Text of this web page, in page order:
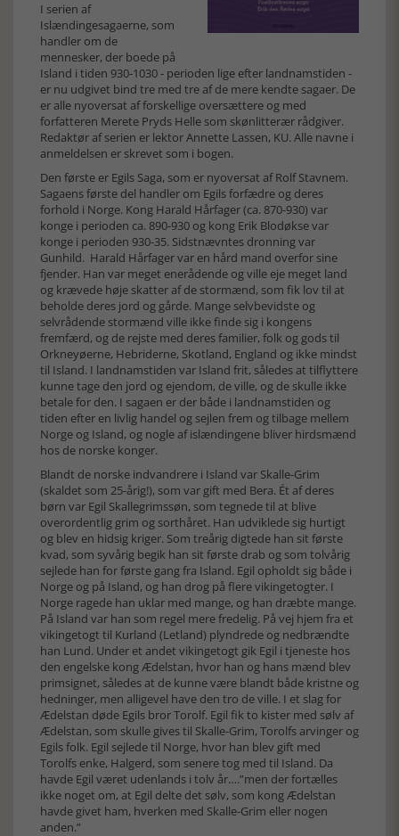
I serien af
Islændingesagaerne, som
handler om de
mennesker, der boede på
Island i tiden 930-1030 - perioden lige efter landnamstiden -
er nu udgivet bind tre med tre af de mere kendte sagaer. De
er alle nyoversat af forskellige oversættere og med
forfatteren Merete Pryds Helle som skønlitterær rådgiver.
Redaktør af serien er lektor Annette Lassen, KU. Alle navne i
anmeldelsen er skrevet som i bogen.
Den første er Egils Saga, som er nyoversat af Rolf Stavnem.
Sagaens første del handler om Egils forfædre og deres
forhold i Norge. Kong Harald Hårfager (ca. 870-930) var
konge i perioden ca. 890-930 og kong Erik Blodøkse var
konge i perioden 930-35. Sidstnævntes dronning var
Gunhild. Harald Hårfager var en hård mand overfor sine
fjender. Han var meget enerådende og ville eje meget land
og krævede høje skatter af de stormænd, som fik lov til at
beholde deres jord og gårde. Mange selvbevidste og
selvrådende stormænd ville ikke finde sig i kongens
fremfærd, og de rejste med deres familier, folk og gods til
Orkneyøerne, Hebriderne, Skotland, England og ikke mindst
til Island. I landnamstiden var Island frit, således at tilflyttere
kunne tage den jord og ejendom, de ville, og de skulle ikke
betale for den. I sagaen er der både i landnamstiden og
tiden efter en livlig handel og sejlen frem og tilbage mellem
Norge og Island, og nogle af islændingene bliver hirdsmænd
hos de norske konger.
Blandt de norske indvandrere i Island var Skalle-Grim
(skaldet som 25-årig!), som var gift med Bera. Ét af deres
børn var Egil Skallegrimssøn, som tegnede til at blive
overordentlig grim og sorthåret. Han udviklede sig hurtigt
og blev en hidsig kriger. Som treårig digtede han sit første
kvad, som syvårig begik han sit første drab og som tolvårig
sejlede han for første gang fra Island. Egil opholdt sig både i
Norge og på Island, og han drog på flere vikingetogter. I
Norge ragede han uklar med mange, og han dræbte mange.
På Island var han som regel mere fredelig. På vej hjem fra et
vikingetogt til Kurland (Letland) plyndrede og nedbrændte
han Lund. Under et andet vikingetogt gik Egil i tjeneste hos
den engelske kong Ædelstan, hvor han og hans mænd blev
primsignet, således at de kunne være blandt både kristne og
hedninger, men alligevel have den tro de ville. I et slag for
Ædelstan døde Egils bror Torolf. Egil fik to kister med sølv af
Ædelstan, som skulle gives til Skalle-Grim, Torolfs arvinger og
Egils folk. Egil sejlede til Norge, hvor han blev gift med
Torolfs enke, Halgerd, som senere tog med til Island. Da
havde Egil været udenlands i tolv år….”men der fortælles
ikke noget om, at Egil delte det sølv, som kong Ædelstan
havde givet ham, hverken med Skalle-Grim eller nogen
anden.”